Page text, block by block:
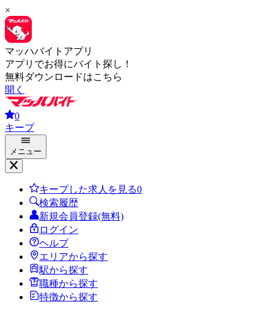
×
マッハバイトアプリ
アプリでお得にバイト探し！
無料ダウンロードはこちら
開く
0
キープ
メニュー
キープした求人を見る0
検索履歴
新規会員登録(無料)
ログイン
ヘルプ
エリアから探す
駅から探す
職種から探す
特徴から探す